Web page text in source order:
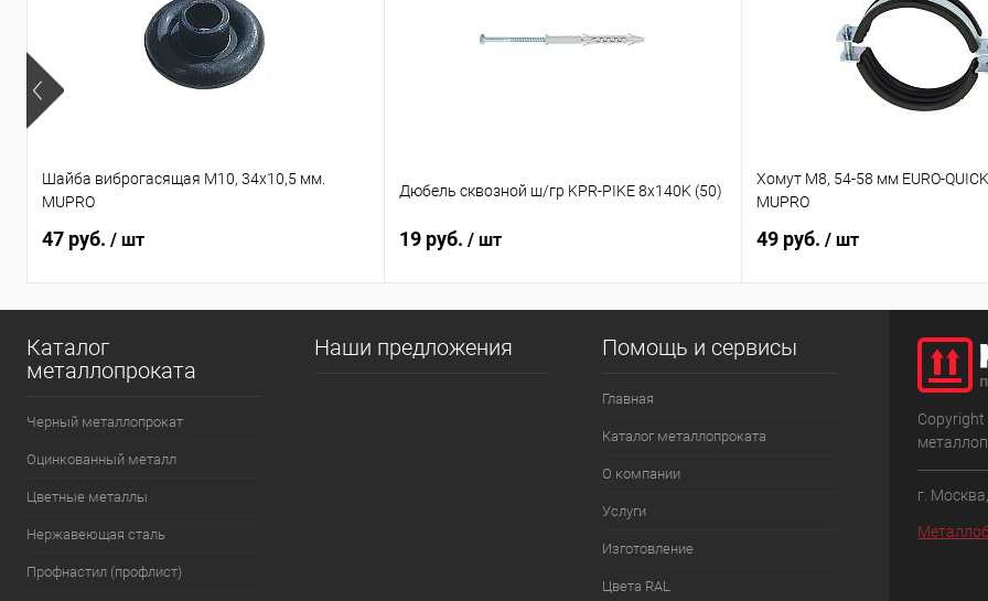
Шайба виброгасящая М10, 34х10,5 мм.
MUPRO
47 руб. / шт
Дюбель сквозной ш/гр KPR-PIKE 8х140K (50)
19 руб. / шт
Хомут М8, 54-58 мм EURO-
MUPRO
49 руб. / шт
Каталог
металлопроката
Черный металлопрокат
Оцинкованный металл
Цветные металлы
Нержавеющая сталь
Профнастил (профлист)
Наши предложения Помощь и сервисы
Главная
Каталог металлопроката
О компании
Услуги
Изготовление
Цвета RAL
г.